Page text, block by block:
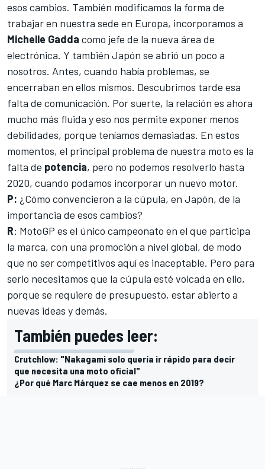
esos cambios. También modificamos la forma de
trabajar en nuestra sede en Europa, incorporamos a
Michelle Gadda como jefe de la nueva área de
electrónica. Y también Japón se abrió un poco a
nosotros. Antes, cuando había problemas, se
encerraban en ellos mismos. Descubrimos tarde esa
falta de comunicación. Por suerte, la relación es ahora
mucho más fluida y eso nos permite exponer menos
debilidades, porque teníamos demasiadas. En estos
momentos, el principal problema de nuestra moto es la
falta de potencia, pero no podemos resolverlo hasta
2020, cuando podamos incorporar un nuevo motor.
P: ¿Cómo convencieron a la cúpula, en Japón, de la
importancia de esos cambios?
R: MotoGP es el único campeonato en el que participa
la marca, con una promoción a nivel global, de modo
que no ser competitivos aquí es inaceptable. Pero para
serlo necesitamos que la cúpula esté volcada en ello,
porque se requiere de presupuesto, estar abierto a
nuevas ideas y demás.
También puedes leer:
Crutchlow: "Nakagami solo quería ir rápido para decir
que necesita una moto oficial"
¿Por qué Marc Márquez se cae menos en 2019?